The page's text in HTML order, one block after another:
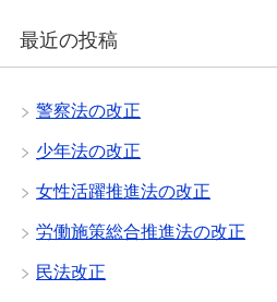
最近の投稿
警察法の改正
少年法の改正
女性活躍推進法の改正
労働施策総合推進法の改正
民法改正